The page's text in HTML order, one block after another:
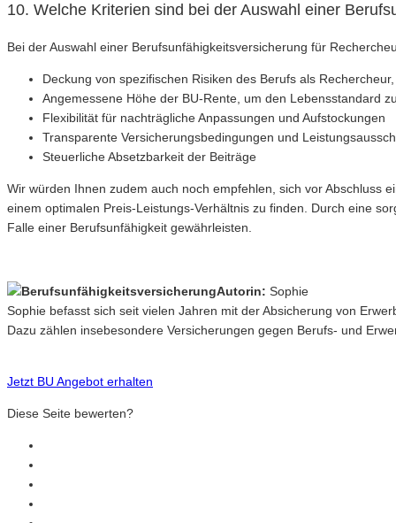
10. Welche Kriterien sind bei der Auswahl einer
Bei der Auswahl einer Berufsunfähigkeitsversicherung für
Deckung von spezifischen Risiken des Berufs als
Angemessene Höhe der BU-Rente, um den Lebensstandard
Flexibilität für nachträgliche Anpassungen und Aufstockungen
Transparente Versicherungsbedingungen und
Steuerliche Absetzbarkeit der Beiträge
Wir würden Ihnen zudem auch noch empfehlen, sich vor Abschluss
einem optimalen Preis-Leistungs-Verhältnis zu finden. Durch eine
Falle einer Berufsunfähigkeit gewährleisten.
Autorin: Sophie
Sophie befasst sich seit vielen Jahren mit der Absicherung von
Dazu zählen insebesondere Versicherungen gegen Berufs- und
Jetzt BU Angebot erhalten
Diese Seite bewerten?